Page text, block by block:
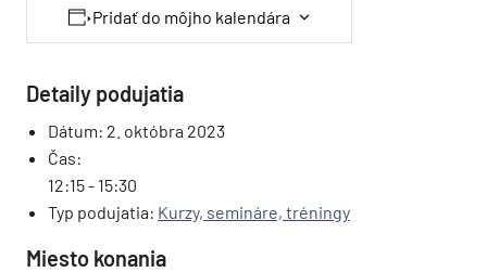
Pridať do môjho kalendára
Detaily podujatia
Dátum: 2. októbra 2023
Čas:
12:15 - 15:30
Typ podujatia: Kurzy, semináre, tréningy
Miesto konania